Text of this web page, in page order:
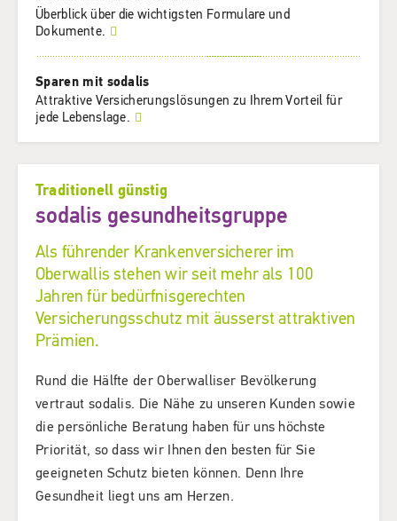
Überblick über die wichtigsten Formulare und
Dokumente.
Sparen mit sodalis
Attraktive Versicherungslösungen zu Ihrem Vorteil für
jede Lebenslage.
Traditionell günstig
sodalis gesundheitsgruppe
Als führender Krankenversicherer im
Oberwallis stehen wir seit mehr als 100
Jahren für bedürfnisgerechten
Versicherungsschutz mit äusserst attraktiven
Prämien.
Rund die Hälfte der Oberwalliser Bevölkerung
vertraut sodalis. Die Nähe zu unseren Kunden sowie
die persönliche Beratung haben für uns höchste
Priorität, so dass wir Ihnen den besten für Sie
geeigneten Schutz bieten können. Denn Ihre
Gesundheit liegt uns am Herzen.